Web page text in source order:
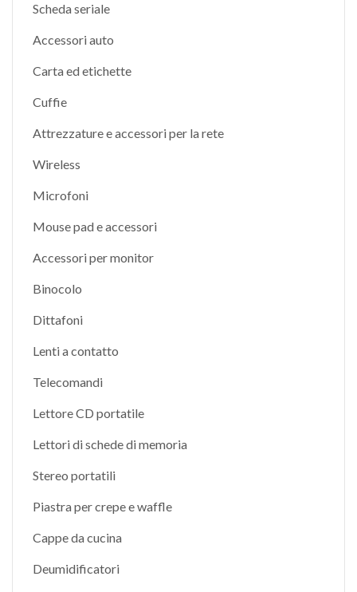
Scheda seriale
Accessori auto
Carta ed etichette
Cuffie
Attrezzature e accessori per la rete
Wireless
Microfoni
Mouse pad e accessori
Accessori per monitor
Binocolo
Dittafoni
Lenti a contatto
Telecomandi
Lettore CD portatile
Lettori di schede di memoria
Stereo portatili
Piastra per crepe e waffle
Cappe da cucina
Deumidificatori